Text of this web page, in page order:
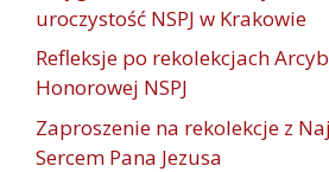
uroczystość NSPJ w Krakowie
Refleksje po rekolekcjach
Honorowej NSPJ
Zaproszenie na rekolekcje z
Sercem Pana Jezusa